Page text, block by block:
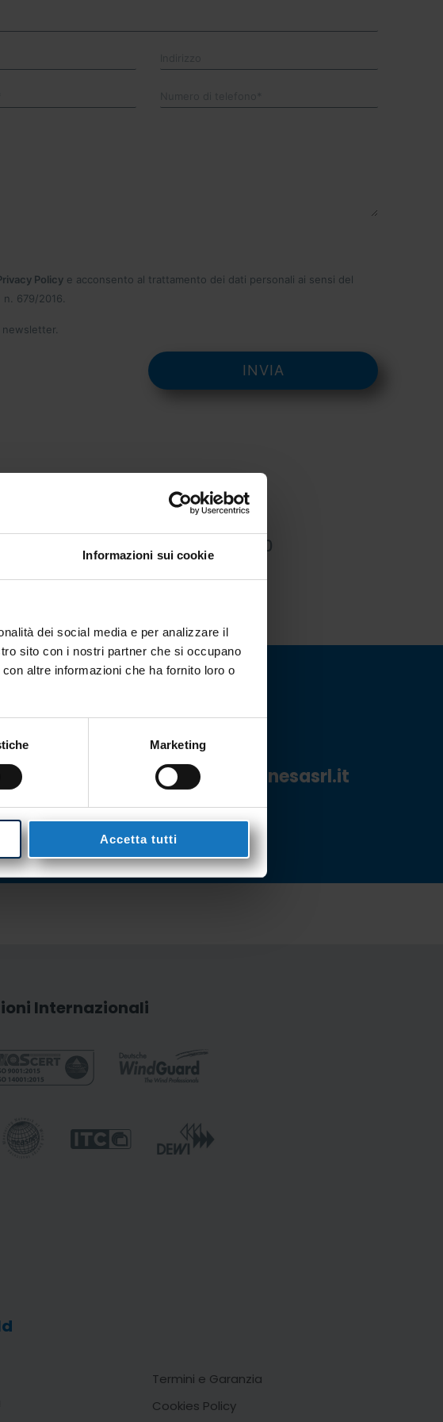
Informazioni sui cookie
dei social media e per analizzare il
sito con i nostri partner che si occupano
altre informazioni che ha fornito loro o
Marketing
Accetta tutti
Policy e acconsento al trattamento dei dati personali ai sensi del
679/2016.
newsletter.
info@nesasrl.it
C.F. e P.IVA. 01422830990
tua presentazione a info@nesasrl.it
Internazionali
Termini e Garanzia
Cookies Policy